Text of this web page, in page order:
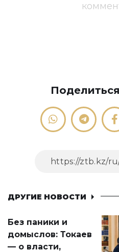
ДРУГИЕ НОВОСТИ
Без паники и
домыслов: Токаев
— о власти,